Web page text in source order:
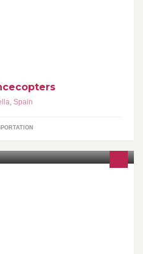
, Spain